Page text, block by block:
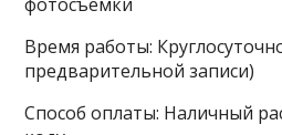
Время работы:
предварительной записи)
Способ оплаты: Наличный